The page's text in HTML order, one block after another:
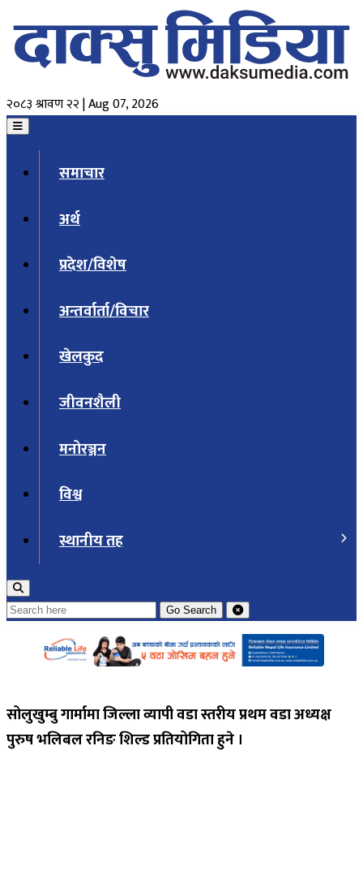
२०८३ श्रावण २२ | Aug 07, 2026
समाचार
अर्थ
प्रदेश/विशेष
अन्तर्वार्ता/विचार
खेलकुद
जीवनशैली
मनोरञ्जन
विश्व
स्थानीय तह
Go Search
सोलुखुम्बु गार्मामा जिल्ला व्यापी वडा स्तरीय प्रथम वडा अध्यक्ष
पुरुष भलिबल रनिङ शिल्ड प्रतियोगिता हुने ।